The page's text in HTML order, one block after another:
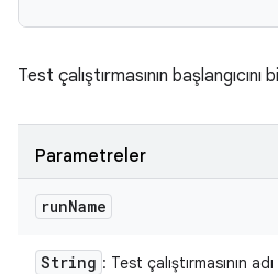
Test çalıştırmasının başlangıcını
Parametreler
runName
String : Test çalıştırmasının adı